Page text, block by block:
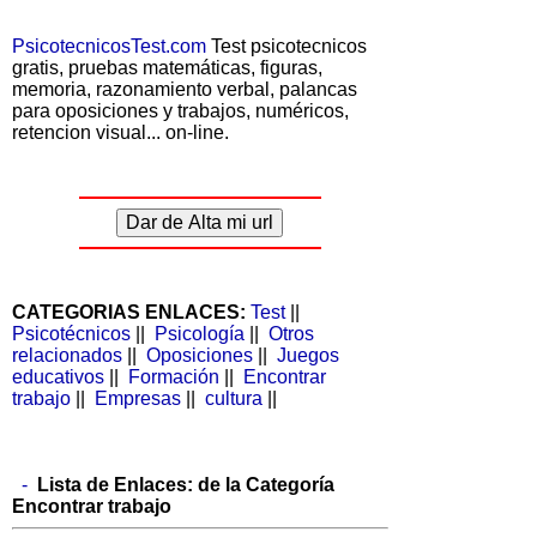
PsicotecnicosTest.com Test psicotecnicos
gratis, pruebas matemáticas, figuras,
memoria, razonamiento verbal, palancas
para oposiciones y trabajos, numéricos,
retencion visual... on-line.
CATEGORIAS ENLACES: Test||
Psicotécnicos
Psicología
Otros
relacionados
Oposiciones
Juegos
educativos
Formación
Encontrar
trabajo
Empresas cultura
-
Lista de Enlaces: de la Categoría
Encontrar trabajo